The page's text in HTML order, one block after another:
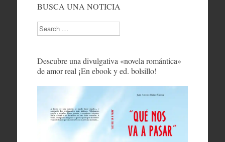
BUSCA UNA NOTICIA
Search
Descubre una divulgativa «novela romántica»
de amor real ¡En ebook y ed. bolsillo!